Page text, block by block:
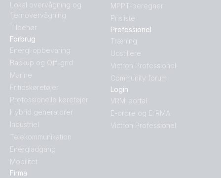
Lokal overvågning og
fjernovervågning
Tilbehør
Forbrug
Energi opbevaring
Backup og Off-grid
Marine
Fritidskøretøjer
Professionelle køretøjer
Hybrid generatorer
Industriel
Telekommunikation
Energiadgang
Mobilitet
Firma
MPPT-beregner
Prisliste
Professionel
Træning
Udstillere
Victron Professionel
Community forum
Login
VRM-portal
E-ordre og E-RMA
Victron Professionel